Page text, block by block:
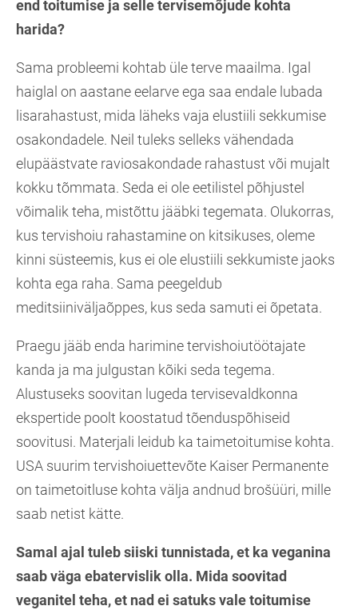
end toitumise ja selle tervisemõjude kohta
harida?
Sama probleemi kohtab üle terve maailma. Igal
haiglal on aastane eelarve ega saa endale lubada
lisarahastust, mida läheks vaja elustiili sekkumise
osakondadele. Neil tuleks selleks vähendada
elupäästvate raviosakondade rahastust või mujalt
kokku tõmmata. Seda ei ole eetilistel põhjustel
võimalik teha, mistõttu jääbki tegemata. Olukorras,
kus tervishoiu rahastamine on kitsikuses, oleme
kinni süsteemis, kus ei ole elustiili sekkumiste jaoks
kohta ega raha. Sama peegeldub
meditsiiniväljaõppes, kus seda samuti ei õpetata.
Praegu jääb enda harimine tervishoiutöötajate
kanda ja ma julgustan kõiki seda tegema.
Alustuseks soovitan lugeda tervisevaldkonna
ekspertide poolt koostatud tõenduspõhiseid
soovitusi. Materjali leidub ka taimetoitumise kohta.
USA suurim tervishoiuettevõte Kaiser Permanente
on taimetoitluse kohta välja andnud brošüüri, mille
saab netist kätte.
Samal ajal tuleb siiski tunnistada, et ka veganina
saab väga ebatervislik olla. Mida soovitad
veganitel teha, et nad ei satuks vale toitumise